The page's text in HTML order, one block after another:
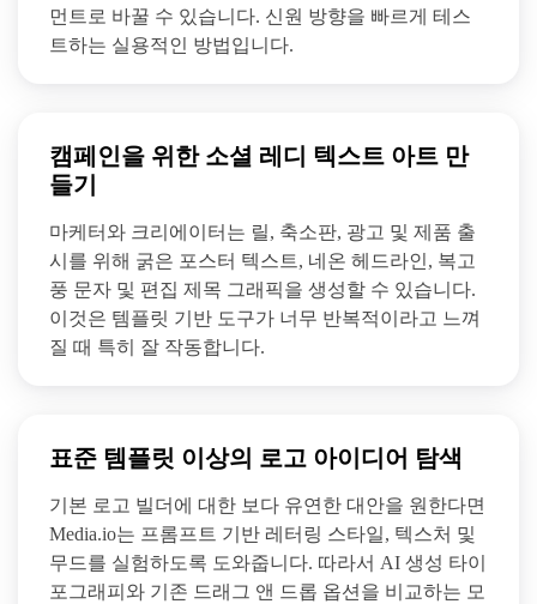
먼트로 바꿀 수 있습니다. 신원 방향을 빠르게 테스
트하는 실용적인 방법입니다.
캠페인을 위한 소셜 레디 텍스트 아트 만
들기
마케터와 크리에이터는 릴, 축소판, 광고 및 제품 출
시를 위해 굵은 포스터 텍스트, 네온 헤드라인, 복고
풍 문자 및 편집 제목 그래픽을 생성할 수 있습니다.
이것은 템플릿 기반 도구가 너무 반복적이라고 느껴
질 때 특히 잘 작동합니다.
표준 템플릿 이상의 로고 아이디어 탐색
기본 로고 빌더에 대한 보다 유연한 대안을 원한다면
Media.io는 프롬프트 기반 레터링 스타일, 텍스처 및
무드를 실험하도록 도와줍니다. 따라서 AI 생성 타이
포그래피와 기존 드래그 앤 드롭 옵션을 비교하는 모